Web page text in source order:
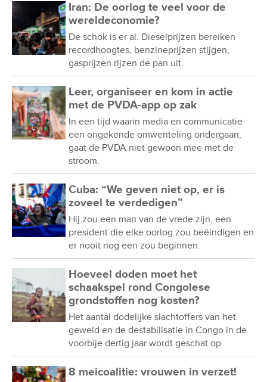
Iran: De oorlog te veel voor de
wereldeconomie?
De schok is er al. Dieselprijzen bereiken
recordhoogtes, benzineprijzen stijgen,
gasprijzen rijzen de pan uit.
Leer, organiseer en kom in actie
met de PVDA-app op zak
In een tijd waarin media en communicatie
een ongekende omwenteling ondergaan,
gaat de PVDA niet gewoon mee met de
stroom.
Cuba: “We geven niet op, er is
zoveel te verdedigen”
Hij zou een man van de vrede zijn, een
president die elke oorlog zou beëindigen en
er nooit nog een zou beginnen.
Hoeveel doden moet het
schaakspel rond Congolese
grondstoffen nog kosten?
Het aantal dodelijke slachtoffers van het
geweld en de destabilisatie in Congo in de
voorbije dertig jaar wordt geschat op
8 meicoalitie: vrouwen in verzet!